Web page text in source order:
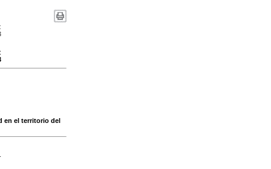
en el territorio del